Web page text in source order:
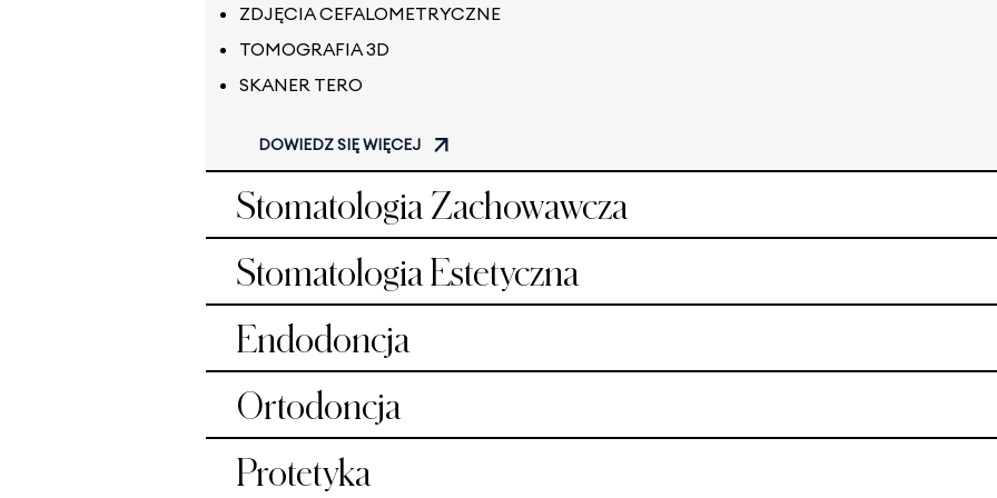
ZDJĘCIA CEFALOMETRYCZNE
TOMOGRAFIA 3D
SKANER TERO
DOWIEDZ SIĘ WIĘCEJ
Stomatologia Zachowawcza
Stomatologia Estetyczna
Endodoncja
Ortodoncja
Protetyka